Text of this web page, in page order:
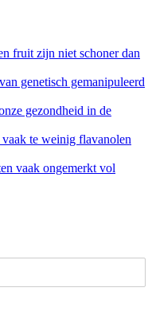
fruit zijn niet schoner dan
genetisch gemanipuleerd
gezondheid in de
te weinig flavanolen
vaak ongemerkt vol